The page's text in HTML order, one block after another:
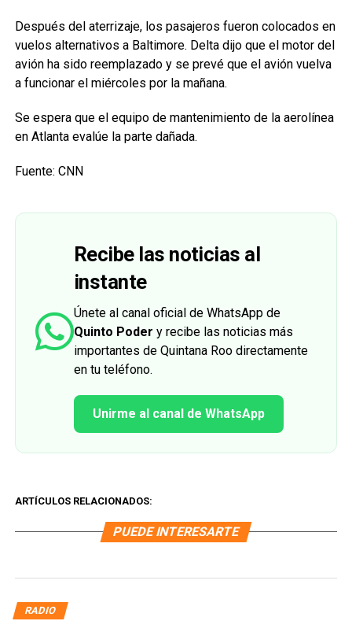
Después del aterrizaje, los pasajeros fueron colocados en
vuelos alternativos a Baltimore. Delta dijo que el motor del
avión ha sido reemplazado y se prevé que el avión vuelva
a funcionar el miércoles por la mañana.
Se espera que el equipo de mantenimiento de la aerolínea
en Atlanta evalúe la parte dañada.
Fuente: CNN
Recibe las noticias al
instante
Únete al canal oficial de WhatsApp de
Quinto Poder y recibe las noticias más
importantes de Quintana Roo directamente
en tu teléfono.
Unirme al canal de WhatsApp
ARTÍCULOS RELACIONADOS:
PUEDE INTERESARTE
RADIO